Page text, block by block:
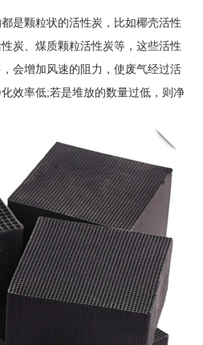
是颗粒状的活性炭，比如椰壳活性
炭、煤质颗粒活性炭等，这些活性
会增加风速的阻力，使废气经过活
效率低;若是堆放的数量过低，则净